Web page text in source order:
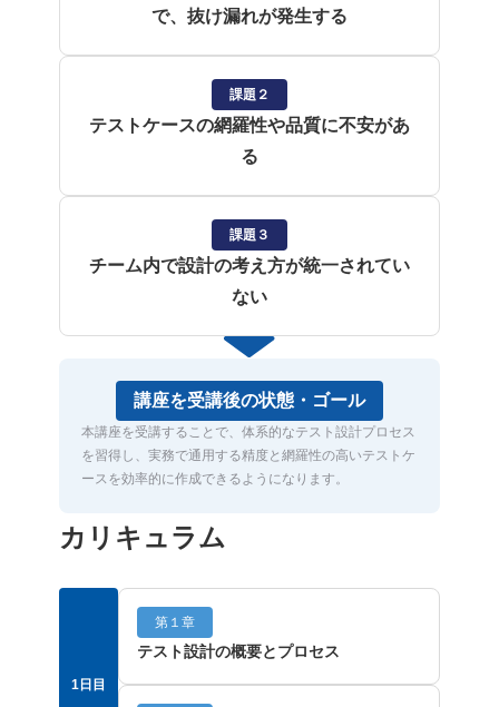
で、抜け漏れが発生する
課題２
テストケースの網羅性や品質に不安があ
る
課題３
チーム内で設計の考え方が統一されてい
ない
講座を受講後の状態・ゴール
本講座を受講することで、体系的なテスト設計プロセス
を習得し、実務で通用する精度と網羅性の高いテストケ
ースを効率的に作成できるようになります。
カリキュラム
1日目
第１章
テスト設計の概要とプロセス